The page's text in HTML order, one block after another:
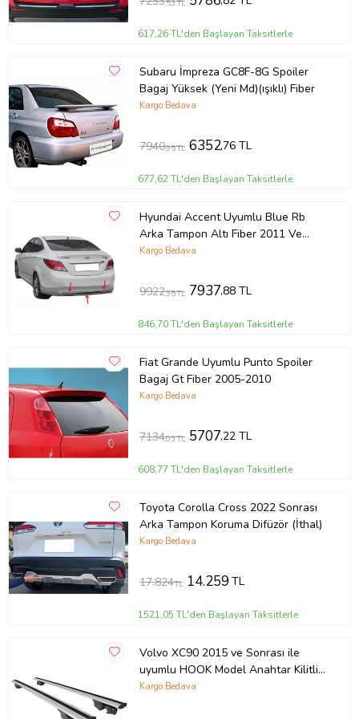
,53 TL
617,26 TL'den Başlayan Taksitlerle
Subaru İmpreza GC8F-8G Spoiler
Bagaj Yüksek (Yeni Md)(ışıklı) Fiber
Kargo Bedava
7940,95 TL 6352,76 TL
677,62 TL'den Başlayan Taksitlerle
Hyundai Accent Uyumlu Blue Rb
Arka Tampon Altı Fiber 2011 Ve
Sonrası
Kargo Bedava
9922,35 TL 7937,88 TL
846,70 TL'den Başlayan Taksitlerle
Fiat Grande Uyumlu Punto Spoiler
Bagaj Gt Fiber 2005-2010
Kargo Bedava
7134,03 TL 5707,22 TL
608,77 TL'den Başlayan Taksitlerle
Toyota Corolla Cross 2022 Sonrası
Arka Tampon Koruma Difüzör (İthal)
Kargo Bedava
17.824TL 14.259TL
1521,05 TL'den Başlayan Taksitlerle
Volvo XC90 2015 ve Sonrası ile
uyumlu HOOK Model Anahtar Kilitli
Ara Atkı Tavan Barı GRİ
Kargo Bedava